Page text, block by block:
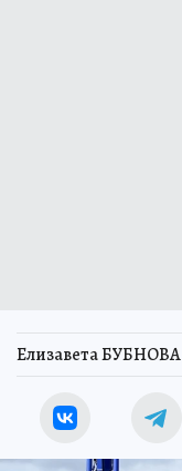
Елизавета БУБНОВА